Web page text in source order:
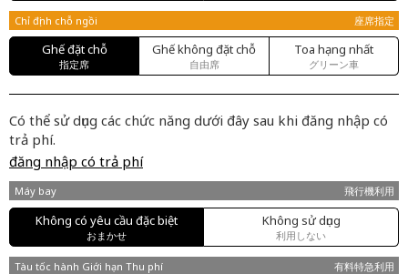
Chỉ định chỗ ngồi 座席指定
Ghế đặt chỗ
指定席
Ghế không đặt chỗ
自由席
Toa hạng nhất
グリーン車
Có thể sử dụng các chức năng dưới đây sau khi đăng nhập có
trả phí.
đăng nhập có trả phí
Máy bay 飛行機利用
Không có yêu cầu đặc biệt
おまかせ
Không sử dụng
利用しない
Tàu tốc hành Giới hạn Thu phí 有料特急利用